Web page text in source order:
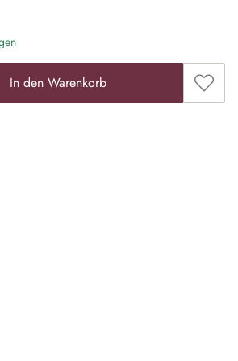
den gewünschten
In den Warenkorb Zum